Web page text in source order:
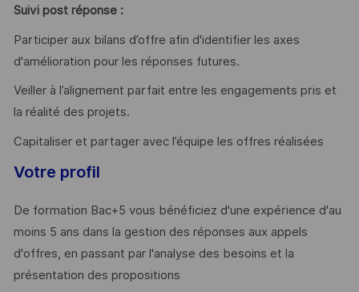
Suivi post réponse :
Participer aux bilans d’offre afin d'identifier les axes
d'amélioration pour les réponses futures.
Veiller à l’alignement parfait entre les engagements pris et
la réalité des projets.
Capitaliser et partager avec l’équipe les offres réalisées
Votre profil
De formation Bac+5 vous bénéficiez d'une expérience d'au
moins 5 ans dans la gestion des réponses aux appels
d'offres, en passant par l'analyse des besoins et la
présentation des propositions